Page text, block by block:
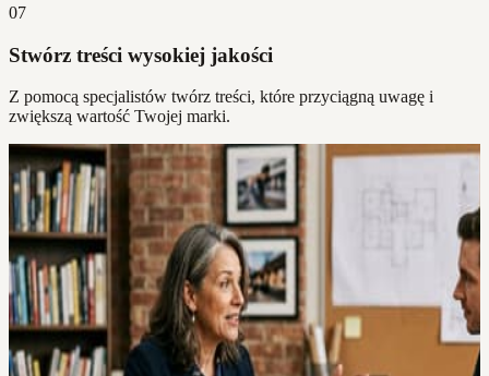
07
Stwórz treści wysokiej jakości
Z pomocą specjalistów twórz treści, które przyciągną uwagę i
zwiększą wartość Twojej marki.